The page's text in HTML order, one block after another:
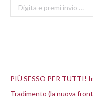
Search:
PIÙ SESSO PER TUTTI!
Tradimento (la nuova